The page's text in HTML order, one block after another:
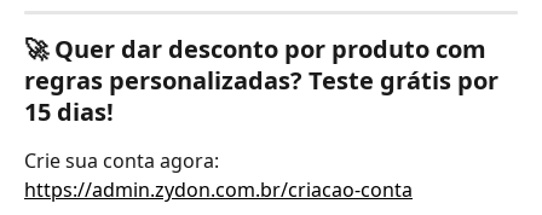
🚀 Quer dar desconto por produto com
regras personalizadas? Teste grátis por
15 dias!
Crie sua conta agora:
https://admin.zydon.com.br/criacao-conta